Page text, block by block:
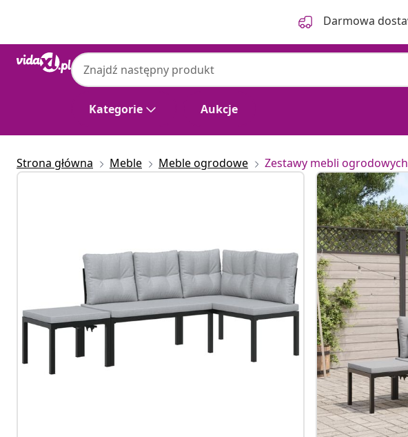
Kategorie Aukcje
Strona główna Meble Meble ogrodowe Zestawy mebli ogrodowych